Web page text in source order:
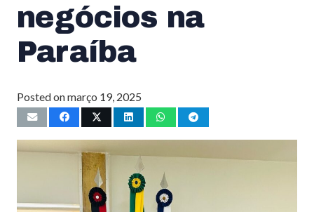
negócios na
Paraíba
Posted onmarço 19, 2025